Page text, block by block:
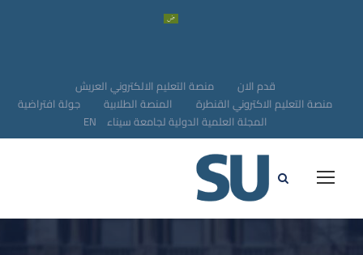
قدم الان
منصة التعليم الالكتروني العريش
منصة التعليم الاكتروني القنطرة
المنصة الطلابية
جولة افتراضية
المجلة العلمية الدولية لجامعة سيناء EN